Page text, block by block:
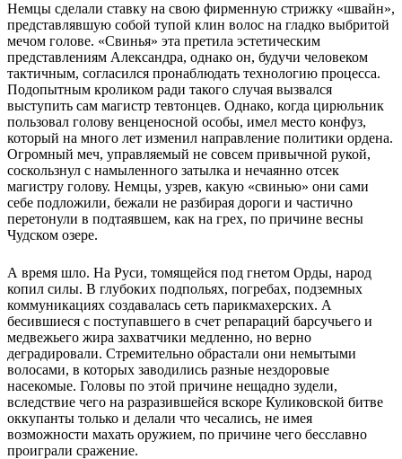
Немцы сделали ставку на свою фирменную стрижку «швайн»,
представлявшую собой тупой клин волос на гладко выбритой
мечом голове. «Свинья» эта претила эстетическим
представлениям Александра, однако он, будучи человеком
тактичным, согласился пронаблюдать технологию процесса.
Подопытным кроликом ради такого случая вызвался
выступить сам магистр тевтонцев. Однако, когда цирюльник
пользовал голову венценосной особы, имел место конфуз,
который на много лет изменил направление политики ордена.
Огромный меч, управляемый не совсем привычной рукой,
соскользнул с намыленного затылка и нечаянно отсек
магистру голову. Немцы, узрев, какую «свинью» они сами
себе подложили, бежали не разбирая дороги и частично
перетонули в подтаявшем, как на грех, по причине весны
Чудском озере.
А время шло. На Руси, томящейся под гнетом Орды, народ
копил силы. В глубоких подпольях, погребах, подземных
коммуникациях создавалась сеть парикмахерских. А
бесившиеся с поступавшего в счет репараций барсучьего и
медвежьего жира захватчики медленно, но верно
деградировали. Стремительно обрастали они немытыми
волосами, в которых заводились разные нездоровые
насекомые. Головы по этой причине нещадно зудели,
вследствие чего на разразившейся вскоре Куликовской битве
оккупанты только и делали что чесались, не имея
возможности махать оружием, по причине чего бесславно
проиграли сражение.